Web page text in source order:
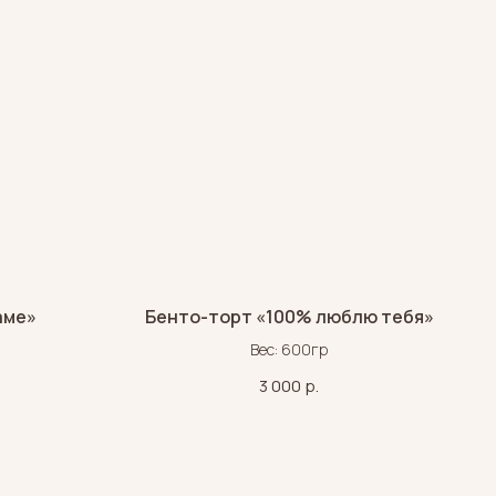
Бенто-торт «100% люблю тебя»
Вес: 600гр
3 000 р.